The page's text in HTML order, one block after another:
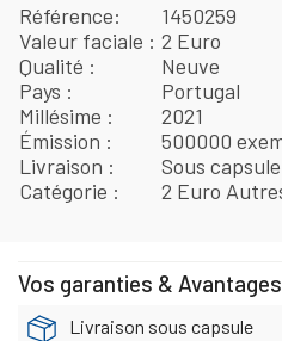
Référence
1450259
Valeur faciale
2 Euro
Qualité
Neuve
Pays
Portugal
Millésime
2021
Émission
500000
Livraison
Sous capsule
Catégorie
2 Euro
Vos garanties &
Livraison sous capsule